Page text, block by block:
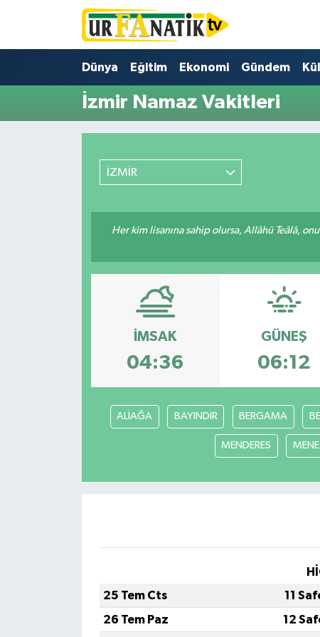
Dünya Eğitim Ekonomi Gündem
İzmir Namaz Vakitleri
İZMİR
Her kim lisanına sahip olursa, Allâhü Teâlâ,
İMSAK
04:36
GÜNEŞ
06:12
ALİAĞA BAYINDIR BERGAMA
MENDERES
25 Tem Cts
11
26 Tem Paz
12
Trafik Durumu
Tüm Manşetler